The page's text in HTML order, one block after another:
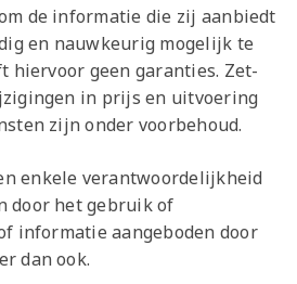
nu je
Clubkaart
1
AZ
Jeugd
16
15
14
13
12
11
Jeugd
17
16
cultuur
vriendjes
AZ
bij AZ
League
de informatie die zij aanbiedt
en nauwkeurig mogelijk te
hiervoor geen garanties. Zet-
in prijs en uitvoering
zijn onder voorbehoud.
enkele verantwoordelijkheid
door het gebruik of
informatie aangeboden door
dan ook.